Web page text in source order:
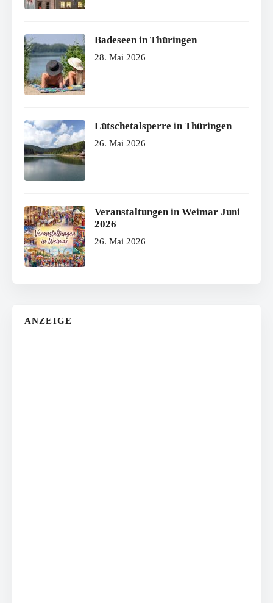
Badeseen in Thüringen
28. Mai 2026
Lütschetalsperre in Thüringen
26. Mai 2026
Veranstaltungen in Weimar Juni
2026
26. Mai 2026
ANZEIGE